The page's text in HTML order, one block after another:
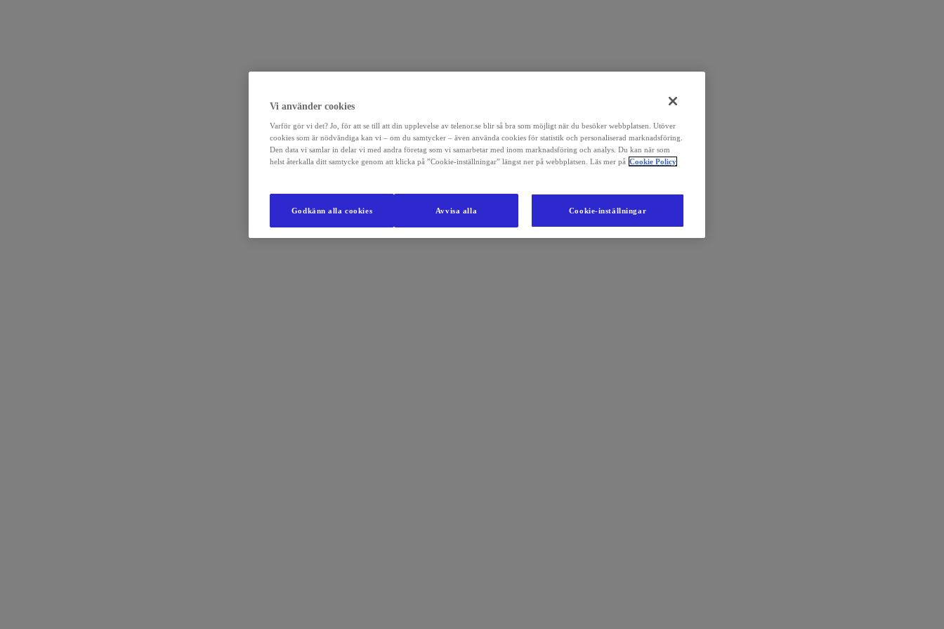
Vi använder cookies
Varför gör vi det? Jo, för att se till att din upplevelse av telenor.se blir så bra som möjligt när du besöker webbplatsen. Utöver
cookies som är nödvändiga kan vi – om du samtycker – även använda cookies för statistik och personaliserad marknadsföring.
Den data vi samlar in delar vi med andra företag som vi samarbetar med inom marknadsföring och analys. Du kan när som
helst återkalla ditt samtycke genom att klicka på ”Cookie-inställningar” längst ner på webbplatsen. Läs mer på Cookie Policy
Cookie-inställningar
Avvisa alla
Godkänn alla cookies